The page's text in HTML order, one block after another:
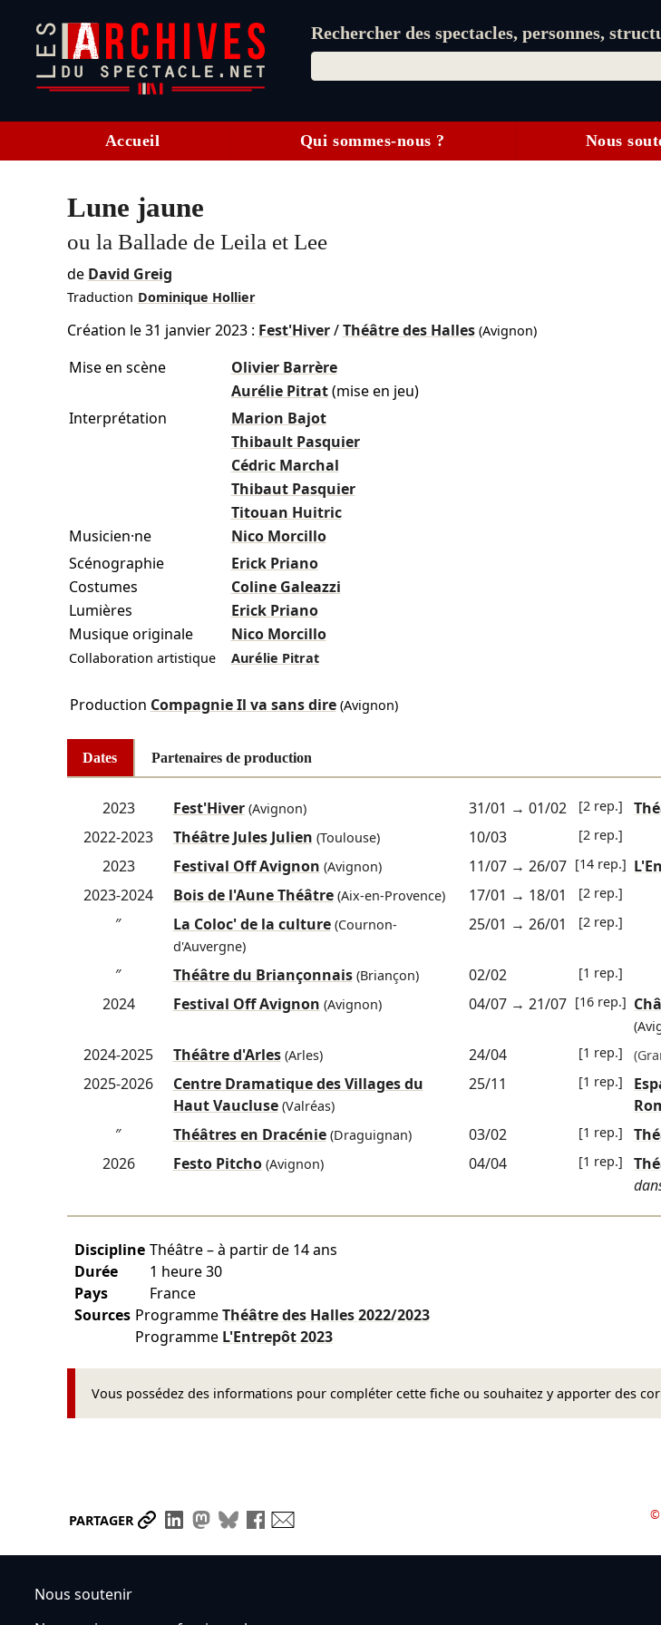
Rechercher des spectacles, personnes,
Accueil Qui sommes-nous ? Nous
Lune jaune
ou la Ballade de Leila et Lee
de David Greig
Traduction Dominique Hollier
Création le31 janvier 2023: Fest'Hiver/Théâtre des Halles(Avignon)
Mise en scène
Olivier Barrère
Aurélie Pitrat (mise en jeu)
Interprétation
Marion Bajot
Thibault Pasquier
Cédric Marchal
Thibaut Pasquier
Titouan Huitric
Musicien·ne
Nico Morcillo
Scénographie
Erick Priano
Costumes
Coline Galeazzi
Lumières
Erick Priano
Musique originale
Nico Morcillo
Collaboration artistique Aurélie Pitrat
Production Compagnie Il va sans dire(Avignon)
Dates Partenaires de production
2023 Fest'Hiver(Avignon) 31/01 → 01/02 [2 rep.]
2022-2023
Théâtre Jules Julien (Toulouse) 10/03 [2 rep.]
2023 Festival Off Avignon (Avignon) 11/07→ 26/07 [14 rep.]
2023-2024
Bois de l'Aune Théâtre(Aix-en-Provence) 17/01 → 18/01 [2 rep.]
″ La Coloc' de la culture(Cournon-
d'Auvergne)
25/01 → 26/01 [2 rep.]
″ Théâtre du Briançonnais(Briançon) 02/02 [1 rep.]
2024 Festival Off Avignon (Avignon) 04/07→ 21/07 [16 rep.]
2024-2025 Théâtre d'Arles(Arles) 24/04 [1 rep.]
2025-2026
Centre Dramatique des Villages du
Haut Vaucluse(Valréas)
25/11 [1 rep.]
″ Théâtres en Dracénie(Draguignan) 03/02 [1 rep.]
2026
Festo Pitcho(Avignon) 04/04 [1 rep.]
Discipline Théâtre – à partir de 14 ans
Durée
1 heure 30
Pays
France
Sources ProgrammeThéâtre des Halles2022/2023
Programme L'Entrepôt2023
Vous possédez des informations pour compléter cette fiche ou souhaitez y apporter des
PARTAGER Partager le lien
Partager sur LinkedIn
Partager sur Mastodon
Partager sur Bluesky
Partager sur Facebook ©
Nous soutenir